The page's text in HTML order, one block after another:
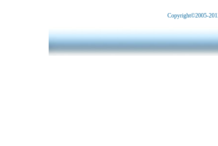
Copyright©2005-